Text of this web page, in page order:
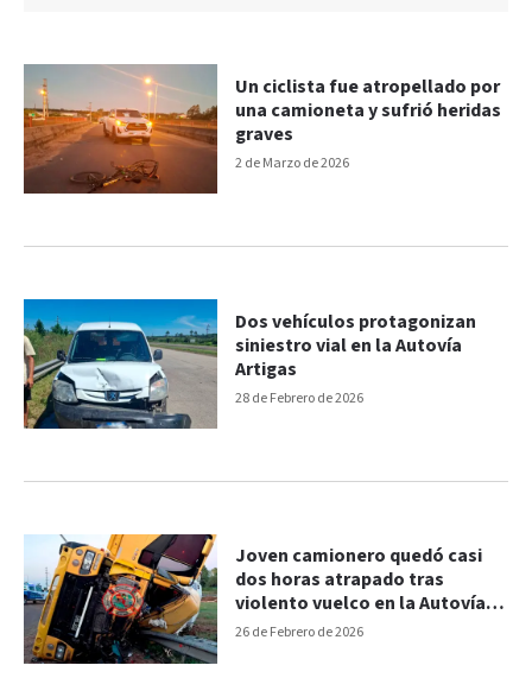
2 de Marzo de 2026
Un ciclista fue atropellado por
una camioneta y sufrió heridas
graves
28 de Febrero de 2026
Dos vehículos protagonizan
siniestro vial en la Autovía
Artigas
26 de Febrero de 2026
Joven camionero quedó casi
dos horas atrapado tras
violento vuelco en la Autovía
Artigas